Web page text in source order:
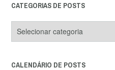
CATEGORIAS DE POSTS
de
CALENDÁRIO DE POSTS